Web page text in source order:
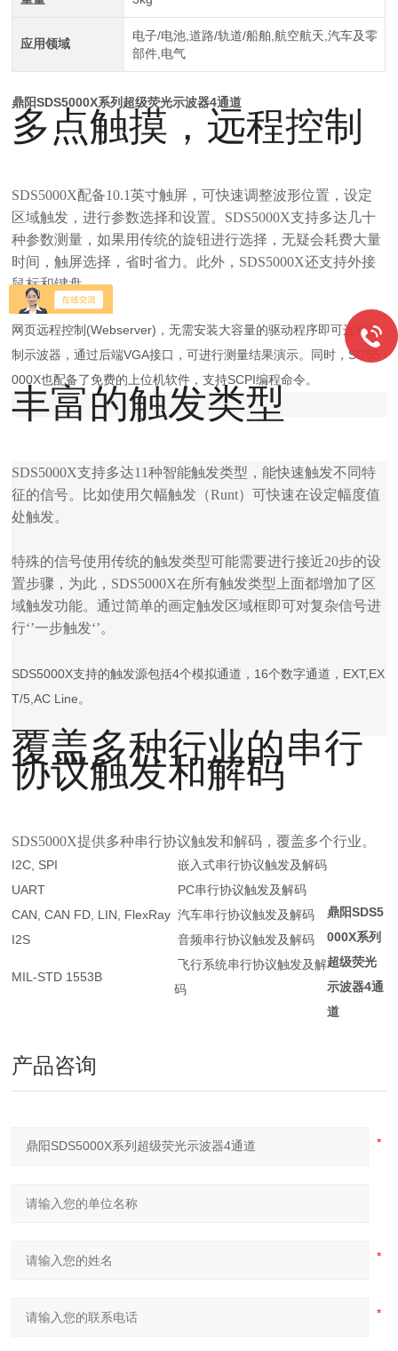
应用领域
电子/电池,道路/轨道/船舶,航空航天,汽车及零
部件,电气
鼎阳SDS5000X系列超级荧光示波器4通道
多点触摸，远程控制
SDS5000X配备10.1英寸触屏，可快速调整波形位置，设定
区域触发，进行参数选择和设置。SDS5000X支持多达几十
种参数测量，如果用传统的旋钮进行选择，无疑会耗费大量
时间，触屏选择，省时省力。此外，SDS5000X还支持外接
鼠标和键盘。
网页远程控制(Webserver)，无需安装大容量的驱动程序即可远程控
制示波器，通过后端VGA接口，可进行测量结果演示。同时，SDS5
000X也配备了免费的上位机软件，支持SCPI编程命令。
丰富的触发类型
SDS5000X支持多达11种智能触发类型，能快速触发不同特
征的信号。比如使用欠幅触发（Runt）可快速在设定幅度值
处触发。
特殊的信号使用传统的触发类型可能需要进行接近20步的设
置步骤，为此，SDS5000X在所有触发类型上面都增加了区
域触发功能。通过简单的画定触发区域框即可对复杂信号进
行‘’一步触发‘’。
SDS5000X支持的触发源包括4个模拟通道，16个数字通道，EXT,EX
T/5,AC Line。
覆盖多种行业的串行
协议触发和解码
SDS5000X提供多种串行协议触发和解码，覆盖多个行业。
I2C, SPI
嵌入式串行协议触发及解码
UART
PC串行协议触发及解码
CAN, CAN FD, LIN, FlexRay 汽车串行协议触发及解码
I2S
音频串行协议触发及解码
MIL-STD 1553B
飞行系统串行协议触发及解
码
鼎阳SDS5
000X系列
超级荧光
示波器4通
道
产品咨询